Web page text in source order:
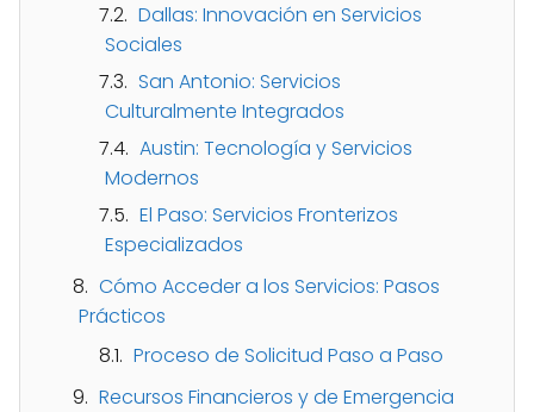
Dallas: Innovación en Servicios
Sociales
San Antonio: Servicios
Culturalmente Integrados
Austin: Tecnología y Servicios
Modernos
El Paso: Servicios Fronterizos
Especializados
Cómo Acceder a los Servicios: Pasos
Prácticos
Proceso de Solicitud Paso a Paso
Recursos Financieros y de Emergencia